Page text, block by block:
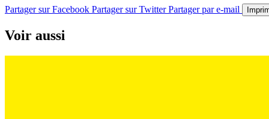
Partager sur Facebook Partager sur Twitter Partager par e-mail
Voir aussi